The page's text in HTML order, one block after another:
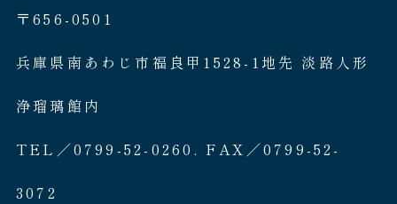
〒656-0501
兵庫県南あわじ市福良甲1528-1地先 淡路人形
浄瑠璃館内
TEL／0799-52-0260. FAX／0799-52-
3072